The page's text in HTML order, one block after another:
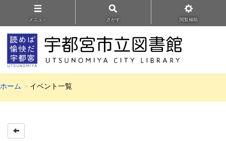
メニュ－ さがす 閲覧補助
ホーム イベント一覧